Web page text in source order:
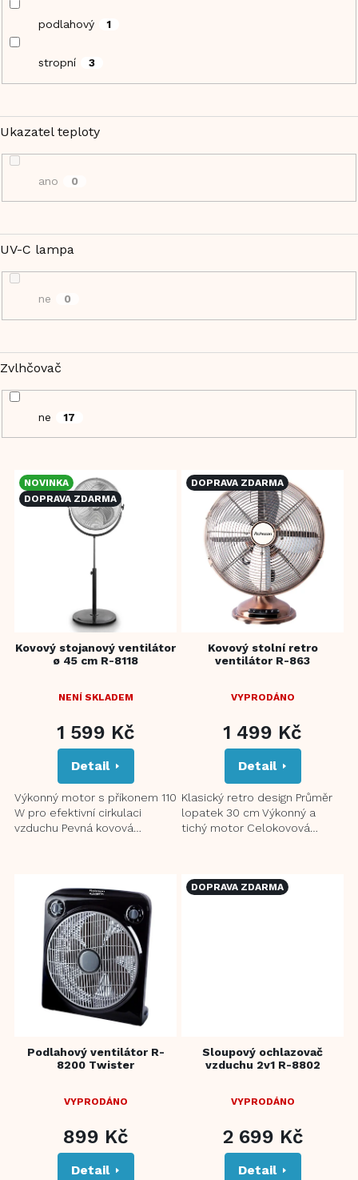
podlahový 1
stropní 3
Ukazatel teploty
ano 0
UV-C lampa
ne 0
Zvlhčovač
ne 17
NOVINKA
DOPRAVA ZDARMA
Kovový stojanový ventilátor
ø 45 cm R-8118
NENÍ SKLADEM
1 599 Kč
Detail
Výkonný motor s příkonem 110
W pro efektivní cirkulaci
vzduchu Pevná kovová
DOPRAVA ZDARMA
Kovový stolní retro
ventilátor R-863
VYPRODÁNO
1 499 Kč
Detail
Klasický retro design Průměr
lopatek 30 cm Výkonný a
tichý motor Celokovová
Podlahový ventilátor R-
8200 Twister
VYPRODÁNO
899 Kč
Detail
DOPRAVA ZDARMA
Sloupový ochlazovač
vzduchu 2v1 R-8802
VYPRODÁNO
2 699 Kč
Detail